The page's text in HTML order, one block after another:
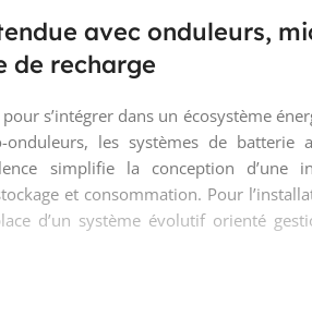
avec onduleurs,
de recharge
s’intégrer dans un écosystème
onduleurs, les systèmes de batterie
simplifie la conception d’une
et consommation. Pour
d’un système évolutif orienté
complète pour une